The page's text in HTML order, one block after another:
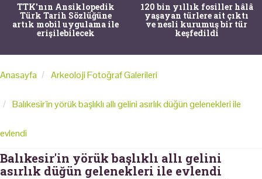
TTK'nın Ansiklopedik
Türk Tarih Sözlüğüne
artık mobil uygulama ile
erişilebilecek
120 bin yıllık fosiller hâlâ
yaşayan türlere ait çıktı
ve nesli kurumuş bir tür
keşfedildi
Anasayfa Arkeoloji Fotoğraf Galerileri
Balıkesir'in yörük başlıklı allı gelini asırlık düğün gelenekleri ile
evlendi
Balıkesir'in yörük başlıklı allı gelini
asırlık düğün gelenekleri ile evlendi